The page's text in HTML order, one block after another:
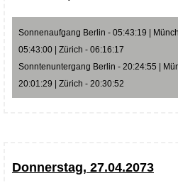
Sonnenaufgang Berlin - 05:43:19 |
05:43:00 | Zürich - 06:16:17
Sonntenuntergang Berlin - 20:24:55 |
20:01:29 | Zürich - 20:30:52
Donnerstag, 27.04.2073